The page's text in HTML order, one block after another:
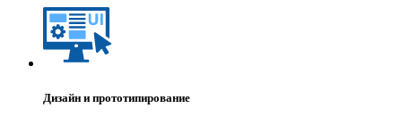
Дизайн и прототипирование